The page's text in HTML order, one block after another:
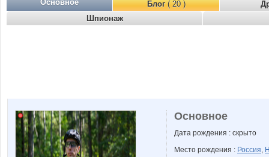
Основное Блог( 20 )
Шпионаж
Основное
Дата рождения : скрыто
Место рождения : Россия,